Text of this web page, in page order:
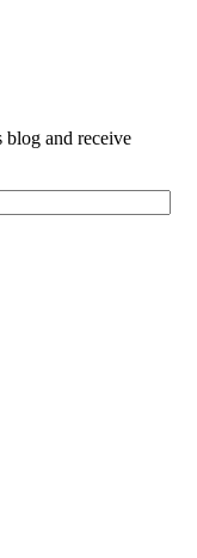
blog and receive